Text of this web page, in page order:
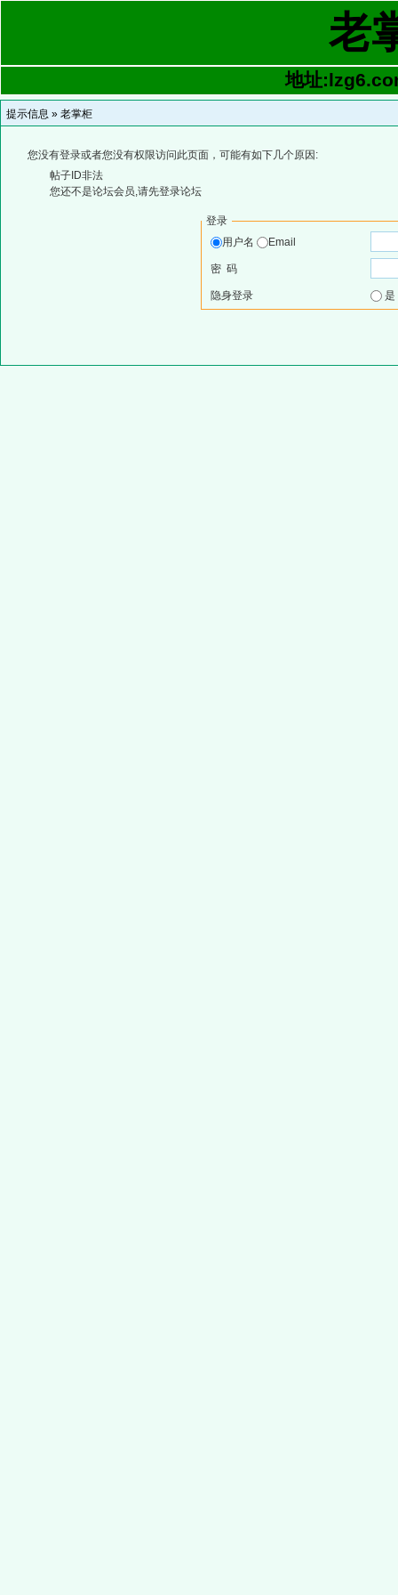
老
地址
提示信息 » 老掌柜
您没有登录或者您没有权限访问此页面，可能有如下几个原因:
帖子ID非法
您还不是论坛会员,请先登录论坛
登录
用户名
Email
密 码
隐身登录